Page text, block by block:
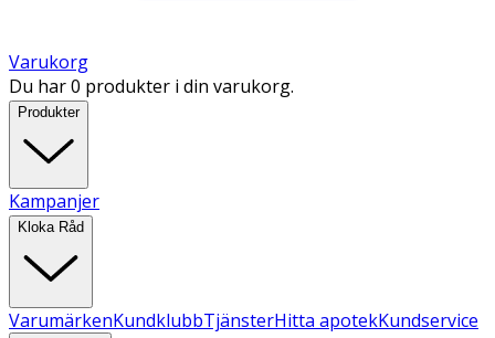
Varukorg
Du har 0 produkter i din varukorg.
Produkter
Kampanjer
Kloka Råd
VarumärkenKundklubbTjänsterHitta apotekKundservice